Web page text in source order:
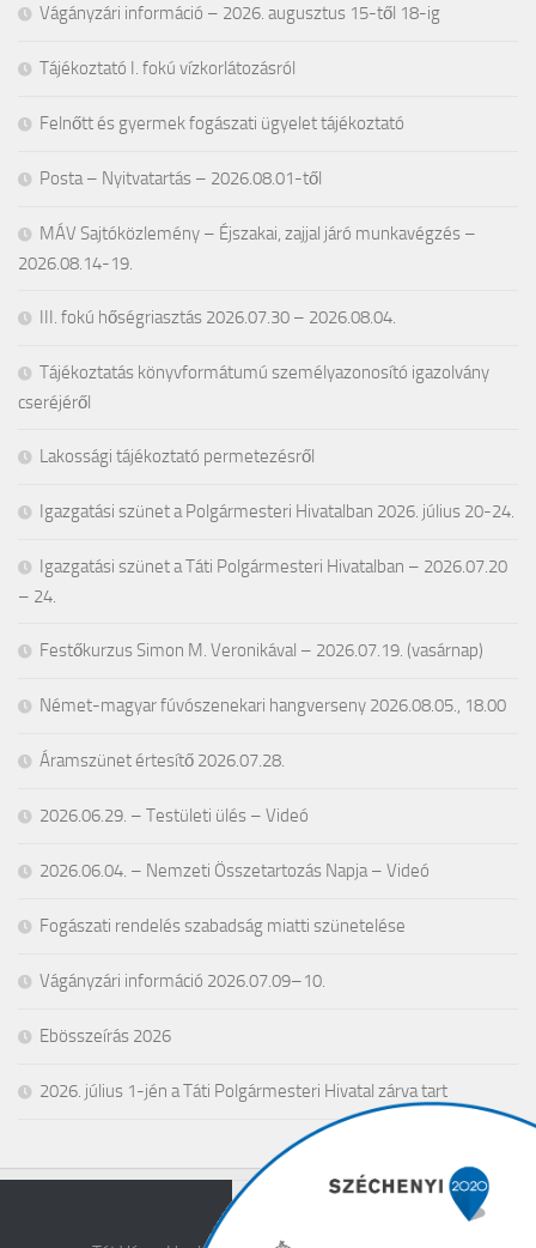
Vágányzári információ – 2026. augusztus 15-től 18-ig
Tájékoztató I. fokú vízkorlátozásról
Felnőtt és gyermek fogászati ügyelet tájékoztató
Posta – Nyitvatartás – 2026.08.01-től
MÁV Sajtóközlemény – Éjszakai, zajjal járó munkavégzés –
2026.08.14-19.
III. fokú hőségriasztás 2026.07.30 – 2026.08.04.
Tájékoztatás könyvformátumú személyazonosító igazolvány
cseréjéről
Lakossági tájékoztató permetezésről
Igazgatási szünet a Polgármesteri Hivatalban 2026. július 20-24.
Igazgatási szünet a Táti Polgármesteri Hivatalban – 2026.07.20
– 24.
Festőkurzus Simon M. Veronikával – 2026.07.19. (vasárnap)
Német-magyar fúvószenekari hangverseny 2026.08.05., 18.00
Áramszünet értesítő 2026.07.28.
2026.06.29. – Testületi ülés – Videó
2026.06.04. – Nemzeti Összetartozás Napja – Videó
Fogászati rendelés szabadság miatti szünetelése
Vágányzári információ 2026.07.09–10.
Ebösszeírás 2026
2026. július 1-jén a Táti Polgármesteri Hivatal zárva tart